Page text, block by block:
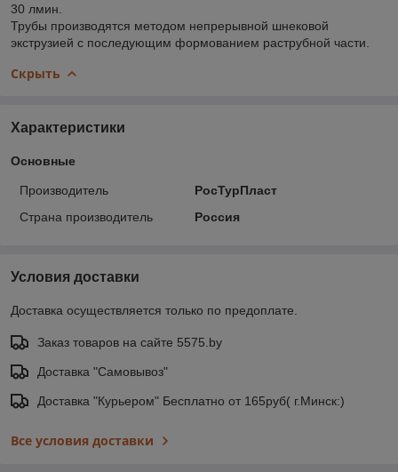
30 лмин.
Трубы производятся методом непрерывной шнековой
экструзией с последующим формованием раструбной части.
Скрыть
Характеристики
Основные
Производитель
РосТурПласт
Страна производитель
Россия
Условия доставки
Доставка осуществляется только по предоплате.
Заказ товаров на сайте 5575.by
Доставка "Самовывоз"
Доставка "Курьером" Бесплатно от 165руб( г.Минск:)
Все условия доставки